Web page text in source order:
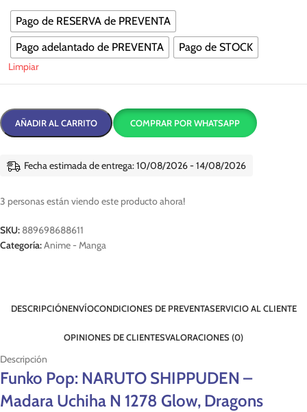
Pago de RESERVA de PREVENTA
Pago adelantado de PREVENTA
Pago de STOCK
Limpiar
AÑADIR AL CARRITO COMPRAR POR WHATSAPP
Fecha estimada de entrega: 10/08/2026 - 14/08/2026
3 personas están viendo este producto ahora!
SKU: 889698688611
Categoría:Anime - Manga
DESCRIPCIÓNENVÍOCONDICIONES DE PREVENTASERVICIO AL CLIENTE
OPINIONES DE CLIENTESVALORACIONES (0)
Descripción
Funko Pop: NARUTO SHIPPUDEN –
Madara Uchiha N 1278 Glow, Dragons